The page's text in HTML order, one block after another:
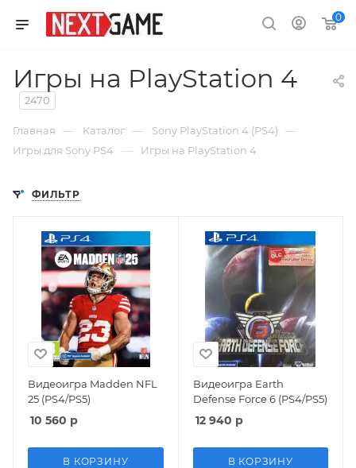
0
Игры на PlayStation 4
2470
Главная — Каталог — Sony PlayStation 4 (PS4) —
Игры для Sony PS4 — Игры на PlayStation 4
ФИЛЬТР
Видеоигра Madden NFL
25 (PS4/PS5)
10 560 р
В КОРЗИНУ
Видеоигра Earth
Defense Force 6 (PS4/PS5)
12 940 р
В КОРЗИНУ